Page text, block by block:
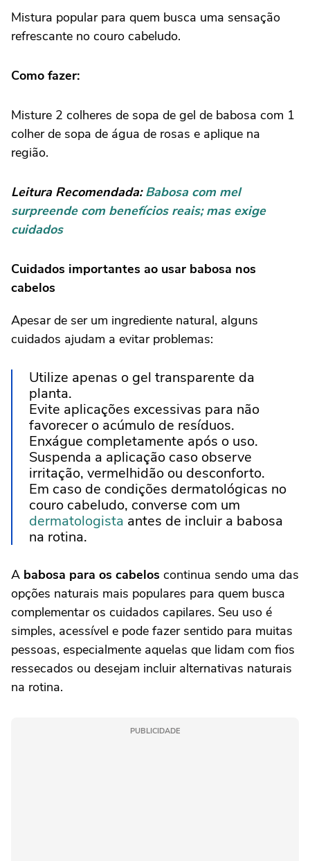
Mistura popular para quem busca uma sensação
refrescante no couro cabeludo.
Como fazer:
Misture 2 colheres de sopa de gel de babosa com 1
colher de sopa de água de rosas e aplique na
região.
Leitura Recomendada:Babosa com mel
surpreende com benefícios reais; mas exige
cuidados
Cuidados importantes ao usar babosa nos
cabelos
Apesar de ser um ingrediente natural, alguns
cuidados ajudam a evitar problemas:
Utilize apenas o gel transparente da
planta.
Evite aplicações excessivas para não
favorecer o acúmulo de resíduos.
Enxágue completamente após o uso.
Suspenda a aplicação caso observe
irritação, vermelhidão ou desconforto.
Em caso de condições dermatológicas no
couro cabeludo, converse com um
dermatologista antes de incluir a babosa
na rotina.
A babosa para os cabelos continua sendo uma das
opções naturais mais populares para quem busca
complementar os cuidados capilares. Seu uso é
simples, acessível e pode fazer sentido para muitas
pessoas, especialmente aquelas que lidam com fios
ressecados ou desejam incluir alternativas naturais
na rotina.
PUBLICIDADE